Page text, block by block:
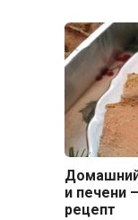
и печени
рецепт